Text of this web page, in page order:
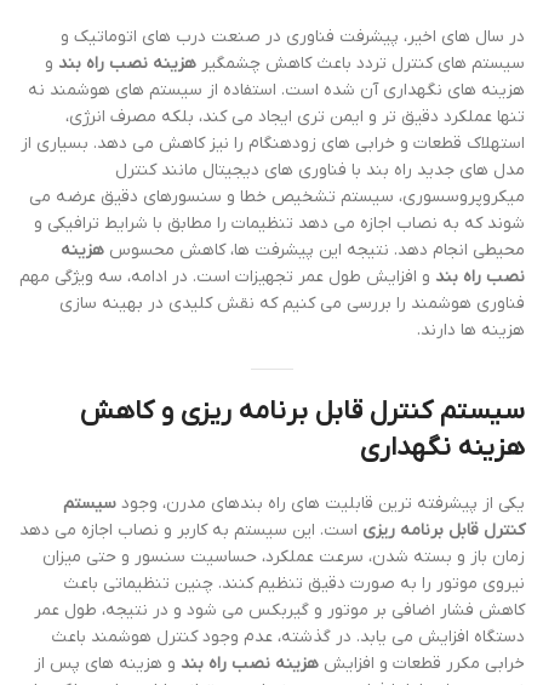
در سال های اخیر، پیشرفت فناوری در صنعت درب های اتوماتیک و
سیستم های کنترل تردد باعث کاهش چشمگیر هزینه نصب راه بند و
هزینه های نگهداری آن شده است. استفاده از سیستم های هوشمند نه
تنها عملکرد دقیق تر و ایمن تری ایجاد می کند، بلکه مصرف انرژی،
استهلاک قطعات و خرابی های زودهنگام را نیز کاهش می دهد. بسیاری از
مدل های جدید راه بند با فناوری های دیجیتال مانند کنترل
میکروپروسسوری، سیستم تشخیص خطا و سنسورهای دقیق عرضه می
شوند که به نصاب اجازه می دهد تنظیمات را مطابق با شرایط ترافیکی و
محیطی انجام دهد. نتیجه این پیشرفت ها، کاهش محسوس هزینه
نصب راه بند و افزایش طول عمر تجهیزات است. در ادامه، سه ویژگی مهم
فناوری هوشمند را بررسی می کنیم که نقش کلیدی در بهینه سازی
هزینه ها دارند.
سیستم کنترل قابل برنامه ریزی و کاهش
هزینه نگهداری
یکی از پیشرفته ترین قابلیت های راه بندهای مدرن، وجود سیستم
کنترل قابل برنامه ریزی است. این سیستم به کاربر و نصاب اجازه می دهد
زمان باز و بسته شدن، سرعت عملکرد، حساسیت سنسور و حتی میزان
نیروی موتور را به صورت دقیق تنظیم کنند. چنین تنظیماتی باعث
کاهش فشار اضافی بر موتور و گیربکس می شود و در نتیجه، طول عمر
دستگاه افزایش می یابد. در گذشته، عدم وجود کنترل هوشمند باعث
خرابی مکرر قطعات و افزایش هزینه نصب راه بند و هزینه های پس از